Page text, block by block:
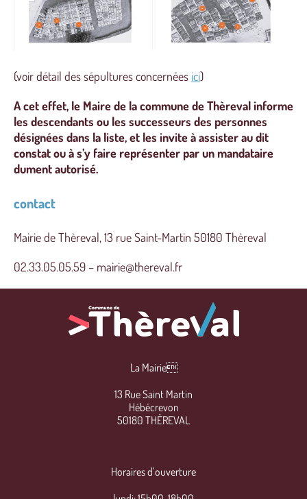
(voir détail des sépultures concernées ici)
A cet effet, le Maire de la commune de Thèreval informe
les descendants ou les successeurs des personnes
désignées dans la liste, et les invite à assister au dit
constat ou à s’y faire représenter par un mandataire
dument autorisé.
contact
Mairie de Thèreval, 13 rue Saint-Martin 50180 Thèreval
02.33.05.05.59 – mairie@thereval.fr
La Mairie
13 Rue Saint Martin
Hébécrevon
50180 THÈREVAL
Horaires d’ouverture